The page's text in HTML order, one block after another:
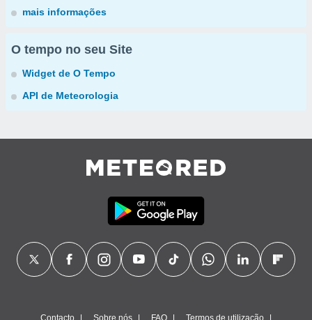
mais informações
O tempo no seu Site
Widget de O Tempo
API de Meteorologia
Contacto Sobre nós FAQ Termos de utilização